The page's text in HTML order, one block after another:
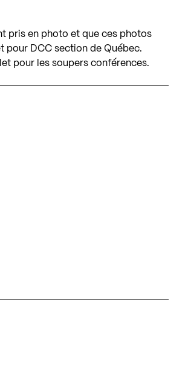
pris en photo et que ces photos
pour DCC section de Québec.
pour les soupers conférences.